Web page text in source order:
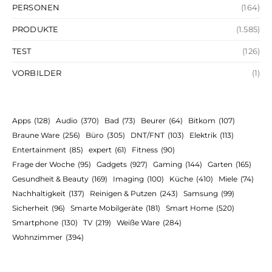
PERSONEN (164)
PRODUKTE (1.585)
TEST (126)
VORBILDER (1)
Apps (128) Audio (370) Bad (73) Beurer (64) Bitkom (107)
Braune Ware (256) Büro (305) DNT/FNT (103) Elektrik (113)
Entertainment (85) expert (61) Fitness (90)
Frage der Woche (95) Gadgets (927) Gaming (144) Garten (165)
Gesundheit & Beauty (169) Imaging (100) Küche (410) Miele (74)
Nachhaltigkeit (137) Reinigen & Putzen (243) Samsung (99)
Sicherheit (96) Smarte Mobilgeräte (181) Smart Home (520)
Smartphone (130) TV (219) Weiße Ware (284)
Wohnzimmer (394)